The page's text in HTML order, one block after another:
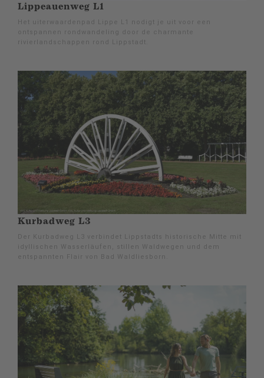
Lippeauenweg L1
Het uiterwaardenpad Lippe L1 nodigt je uit voor een
ontspannen rondwandeling door de charmante
rivierlandschappen rond Lippstadt.
Kurbadweg L3
Der Kurbadweg L3 verbindet Lippstadts historische Mitte mit
idyllischen Wasserläufen, stillen Waldwegen und dem
entspannten Flair von Bad Waldliesborn.